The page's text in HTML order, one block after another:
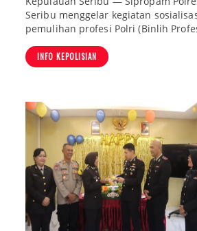
Seribu menggelar kegiatan
pemulihan profesi Polri (Binlih
INFO KEPOLISIAN